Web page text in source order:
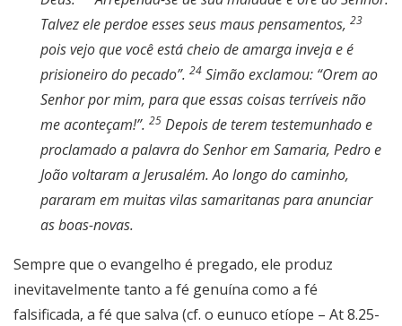
Talvez ele perdoe esses seus maus pensamentos, 23
pois vejo que você está cheio de amarga inveja e é
prisioneiro do pecado”. 24 Simão exclamou: “Orem ao
Senhor por mim, para que essas coisas terríveis não
me aconteçam!”. 25 Depois de terem testemunhado e
proclamado a palavra do Senhor em Samaria, Pedro e
João voltaram a Jerusalém. Ao longo do caminho,
pararam em muitas vilas samaritanas para anunciar
as boas-novas.
Sempre que o evangelho é pregado, ele produz
inevitavelmente tanto a fé genuína como a fé
falsificada, a fé que salva (cf. o eunuco etíope – At 8.25-